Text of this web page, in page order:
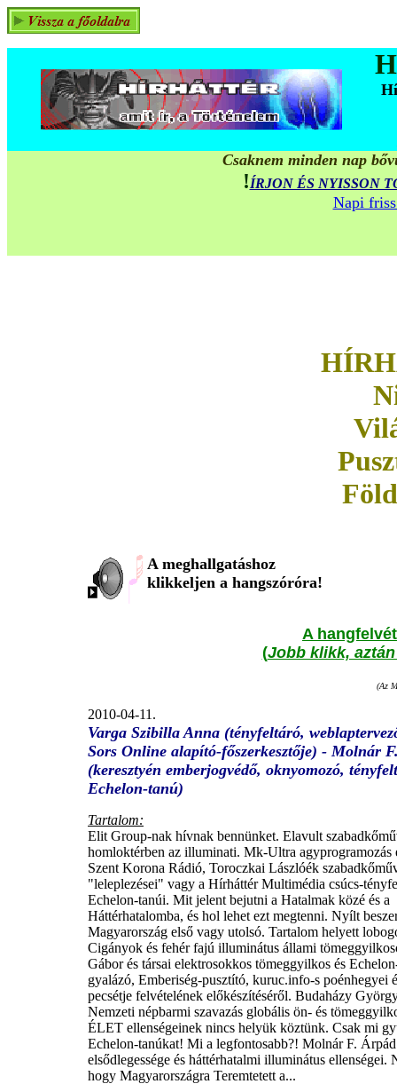
Csaknem minden nap
!ÍRJON ÉS NYISSON
Napi
H
A meghallgatáshoz
klikkeljen a hangszóróra!
A
(Jobb klikk,
(Az
2010-04-11.
Varga Szibilla Anna (tényfeltáró,
Sors Online alapító-főszerkesztője) - Molnár
(keresztyén emberjogvédő, oknyomozó,
Echelon-tanú)
Tartalom:
Elit Group-nak hívnak bennünket. Elavult
homloktérben az illuminati. Mk-Ultra agyprogramozás
Szent Korona Rádió, Toroczkai Lászlóék
"leleplezései" vagy a Hírháttér Multimédia csúcs-
Echelon-tanúi. Mit jelent bejutni a Hatalmak közé és a
Háttérhatalomba, és hol lehet ezt megtenni. Nyílt
Magyarország első vagy utolsó. Tartalom helyett
Cigányok és fehér fajú illuminátus állami
Gábor és társai elektrosokkos tömeggyilkos és
gyalázó, Emberiség-pusztító, kuruc.info-s poénhegyei
pecsétje felvételének előkészítéséről. Budaházy
Nemzeti népbarmi szavazás globális ön- és
ÉLET ellenségeinek nincs helyük köztünk. Csak mi
Echelon-tanúkat! Mi a legfontosabb?! Molnár F. Árpád
elsődlegessége és háttérhatalmi illuminátus ellenségei.
hogy Magyarországra Teremtetett a...